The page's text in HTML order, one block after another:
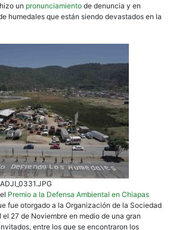
un pronunciamiento de denuncia y en
humedales que están siendo devastados en la
Premio a la Defensa Ambiental en Chiapas
fue otorgado a la Organización de la Sociedad
27 de Noviembre en medio de una gran
entre los que se encontraron los